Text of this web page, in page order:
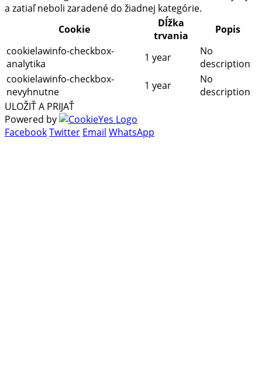
a zatiaľ neboli zaradené do žiadnej kategórie.
Cookie
Dĺžka
trvania
Popis
cookielawinfo-checkbox-
analytika
1 year
No
description
cookielawinfo-checkbox-
nevyhnutne
1 year
No
description
ULOŽIŤ A PRIJAŤ
Powered by
FacebookTwitter Email WhatsApp